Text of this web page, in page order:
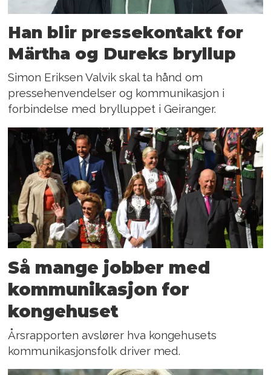
Han blir pressekontakt for
Märtha og Dureks bryllup
Simon Eriksen Valvik skal ta hånd om
pressehenvendelser og kommunikasjon i
forbindelse med brylluppet i Geiranger.
Så mange jobber med
kommunikasjon for
kongehuset
Årsrapporten avslører hva kongehusets
kommunikasjonsfolk driver med.